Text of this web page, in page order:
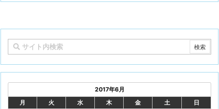
2017年6月
月
火 水 木 金 土
日